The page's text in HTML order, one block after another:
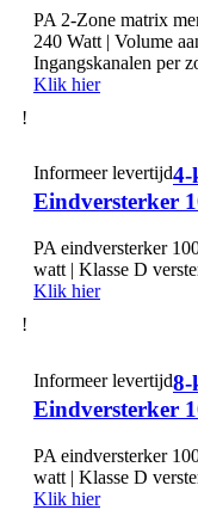
PA 2-Zone matrix
240 Watt | Volume
Ingangskanalen per
Klik hier
!
Informeer levertijd4-
Eindversterker
PA eindversterker
watt | Klasse D
Klik hier
!
Informeer levertijd8-
Eindversterker
PA eindversterker
watt | Klasse D
Klik hier